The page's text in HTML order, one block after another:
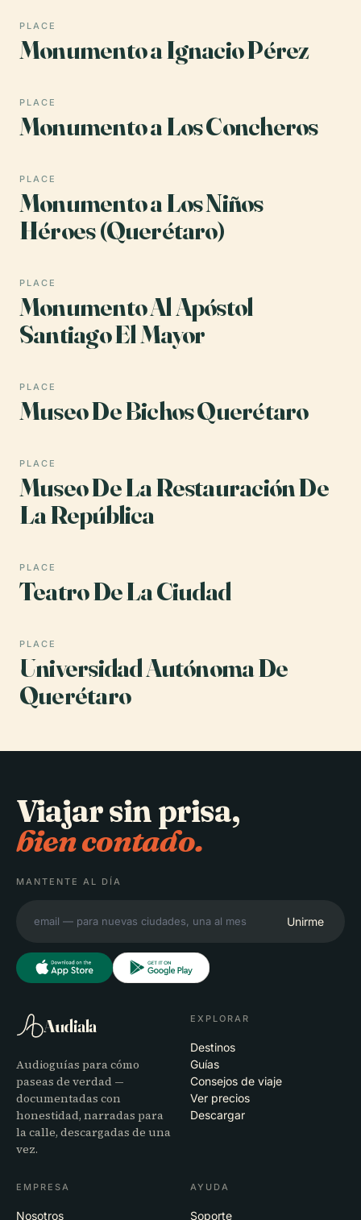
PLACE
Monumento a Ignacio Pérez
PLACE
Monumento a Los Concheros
PLACE
Monumento a Los Niños
Héroes (Querétaro)
PLACE
Monumento Al Apóstol
Santiago El Mayor
PLACE
Museo De Bichos Querétaro
PLACE
Museo De La Restauración De
La República
PLACE
Teatro De La Ciudad
PLACE
Universidad Autónoma De
Querétaro
Viajar sin prisa,
bien contado.
MANTENTE AL DÍA
Unirme
Audiala
Audioguías para cómo
paseas de verdad —
documentadas con
honestidad, narradas para
la calle, descargadas de una
vez.
EXPLORAR
Destinos
Guías
Consejos de viaje
Ver precios
Descargar
EMPRESA
Nosotros
AYUDA
Soporte